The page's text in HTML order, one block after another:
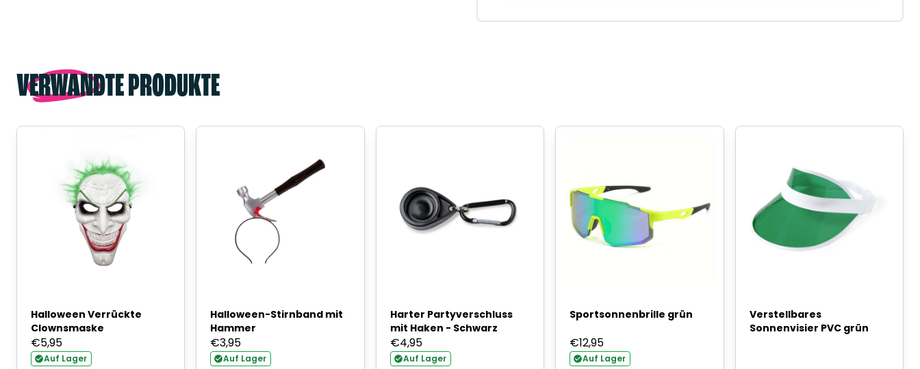
VERWANDTE PRODUKTE
Halloween Verrückte
Clownsmaske
€5,95
Auf Lager
Halloween-Stirnband mit
Hammer
€3,95
Auf Lager
Harter Partyverschluss
mit Haken - Schwarz
€4,95
Auf Lager
Sportsonnenbrille grün
€12,95
Auf Lager
Verstellbares
Sonnenvisier PVC grün